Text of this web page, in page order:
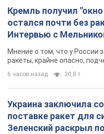
Кремль получил
остался почти без
Интервью с
Мнение о том, что у России
ракеты, крайне опасно,
6 часов назад 30,8 т.
Украина заключила
поставке ракет для
Зеленский раскрыл